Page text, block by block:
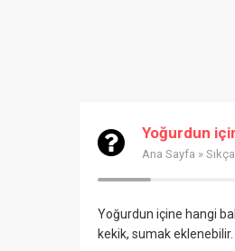
Yoğurdun
Ana Sayfa »
Yoğurdun içine hangi
kekik, sumak